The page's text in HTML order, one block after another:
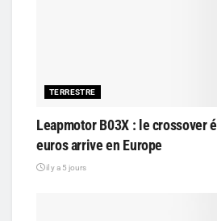
TERRESTRE
Leapmotor B03X : le crossover
euros arrive en Europe
il y a 5 jours